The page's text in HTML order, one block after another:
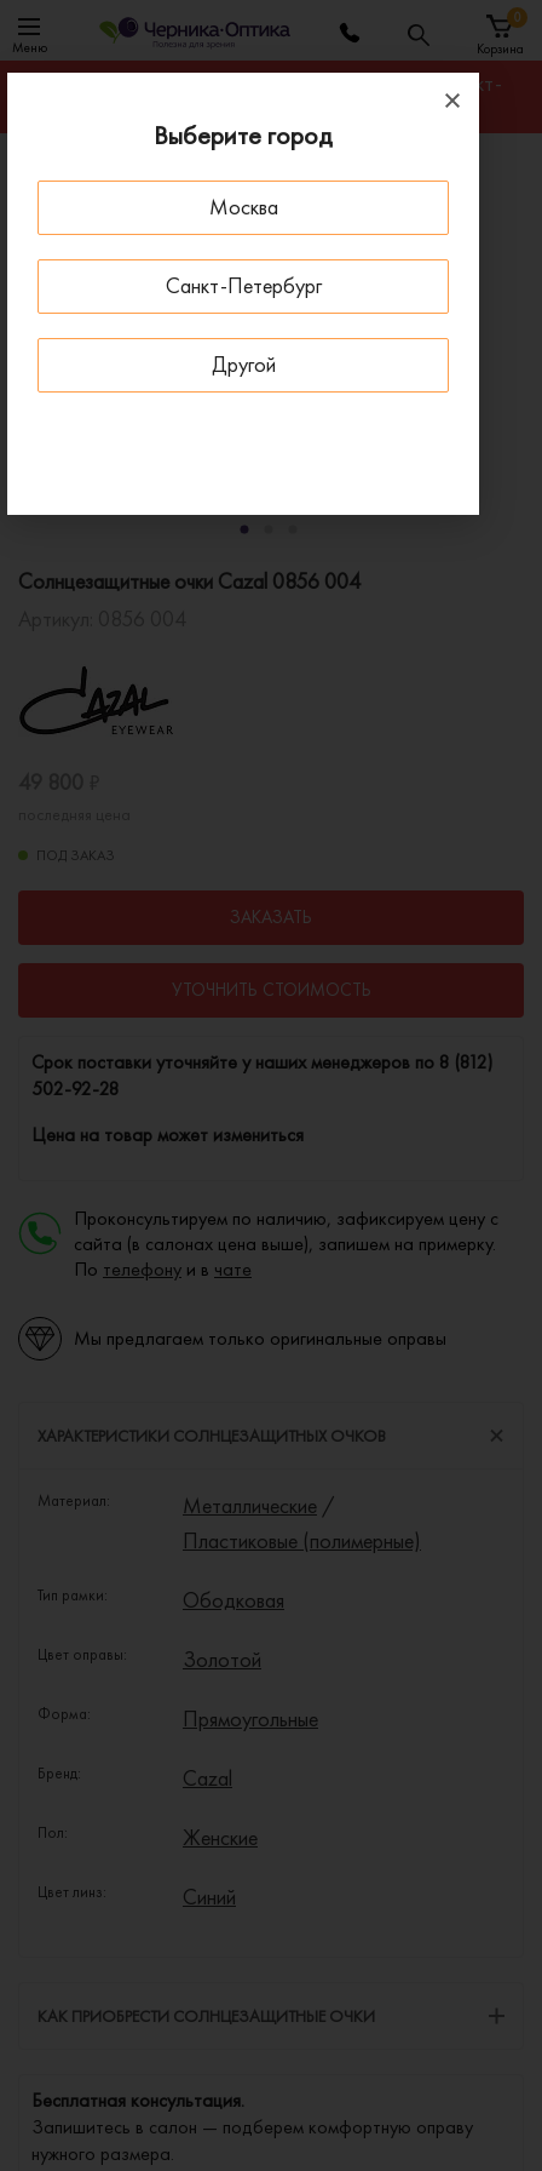
Выберите город
Москва
Санкт-Петербург
Другой
Меню Корзина
0
Гарантируем лучшую цену на любую оправу в Санкт-
Главная
Солнцезащитные очки
Солнцезащитные очки Cazal 0856 004
Солнцезащитные очки Cazal 0856 004
ПОД ЗАКАЗ
ЗАКАЗАТЬ
УТОЧНИТЬ СТОИМОСТЬ
Cрок поставки уточняйте у наших менеджеров по 8 (812)
502-92-28
Цена на товар может измениться
Проконсультируем по наличию, зафиксируем цену с
сайта (в салонах цена выше), запишем на примерку.
По телефону и в чате
Мы предлагаем только оригинальные оправы
ХАРАКТЕРИСТИКИ СОЛНЦЕЗАЩИТНЫХ ОЧКОВ
Материал: Металлические /
Пластиковые (полимерные)
Тип рамки: Ободковая
Цвет оправы: Золотой
Форма: Прямоугольные
Бренд: Cazal
Пол: Женские
Цвет линз: Синий
КАК ПРИОБРЕСТИ СОЛНЦЕЗАЩИТНЫЕ ОЧКИ
Бесплатная консультация.
Запишитесь в салон — подберем комфортную оправу
нужного размера.
ПОД ЗАКАЗ